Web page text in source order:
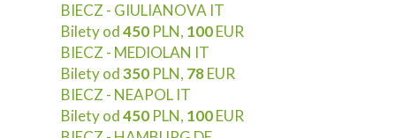
BIECZ - GIULIANOVA IT
Bilety od450 PLN, 100EUR
BIECZ - MEDIOLAN IT
Bilety od350 PLN, 78EUR
BIECZ - NEAPOL IT
Bilety od450 PLN, 100EUR